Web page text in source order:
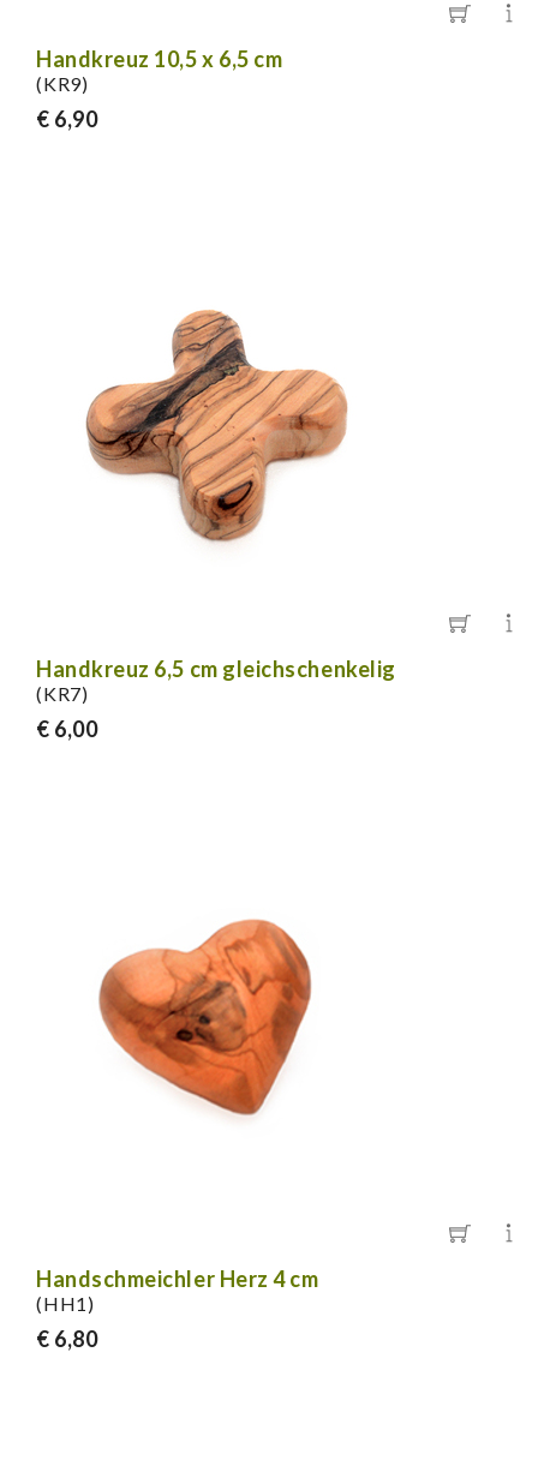
Handkreuz 10,5 x 6,5 cm
(KR9)
€ 6,90
Handkreuz 6,5 cm gleichschenkelig
(KR7)
€ 6,00
Handschmeichler Herz 4 cm
(HH1)
€ 6,80